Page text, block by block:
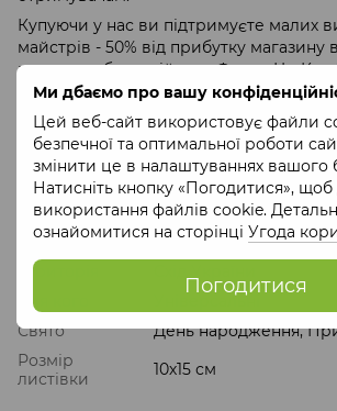
Ми дбаємо про вашу
Цей веб-сайт використовує файли
безпечної та оптимальної роботи
змінити це в налаштуваннях вашого
Натисніть кнопку «Погодитися», щоб
використання файлів cookie.
ознайомитися на сторінці Угода
Погодитися
Купуючи у нас ви підтримуєте малих
майстрів - 50% від прибутку магазину
програмиблагодійного Фонду Це
Купуйте листівки до наших
наборіваби висловити всі ваші
Характеристики
Країна-
виробник
Україна
Територія
Для кого
Універсальні
Свято
День народження,
Розмір
листівки
10х15 см